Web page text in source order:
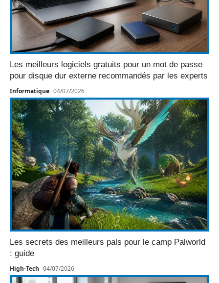
Les meilleurs logiciels gratuits pour un mot de passe
pour disque dur externe recommandés par les experts
Informatique 04/07/2026
Les secrets des meilleurs pals pour le camp Palworld
: guide
High-Tech 04/07/2026